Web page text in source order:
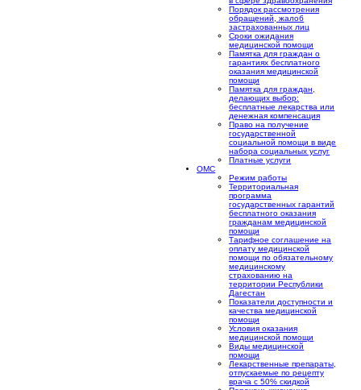
Порядок рассмотрения
обращений, жалоб
застрахованных лиц
Сроки ожидания
медицинской помощи
Памятка для граждан о
гарантиях бесплатного
оказания медицинской
помощи
Памятка для граждан,
делающих выбор:
бесплатные лекарства или
денежная компенсация
Право на получение
государственной
социальной помощи в виде
набора социальных услуг
Платные услуги
ОМС
Режим работы
Территориальная
программа
государственных гарантий
бесплатного оказания
гражданам медицинской
помощи
Тарифное соглашение на
оплату медицинской
помощи по обязательному
медицинскому
страхованию на
территории Республики
Дагестан
Показатели доступности и
качества медицинской
помощи
Условия оказания
медицинской помощи
Виды медицинской
помощи
Лекарственные препараты,
отпускаемые по рецепту
врача с 50% скидкой